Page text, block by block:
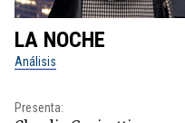
LA NOCHE
Análisis
Presenta: